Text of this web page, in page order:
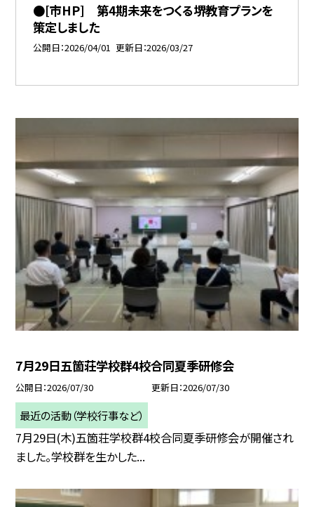
●[市HP] 第4期未来をつくる堺教育プランを
策定しました
公開日 2026/04/01 更新日 2026/03/27
7月29日五箇荘学校群4校合同夏季研修会
公開日 2026/07/30 更新日 2026/07/30
最近の活動（学校行事など）
7月29日(木)五箇荘学校群4校合同夏季研修会が開催され
ました。学校群を生かした...